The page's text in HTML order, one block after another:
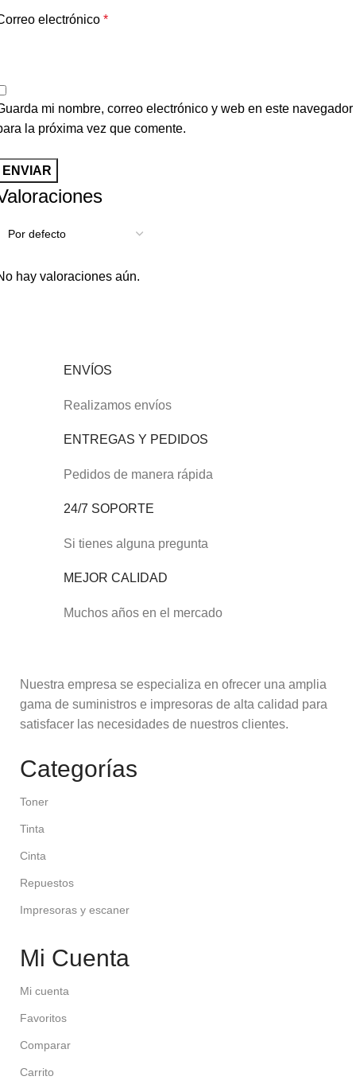
hay valoraciones aún.
electrónico *
mi nombre, correo electrónico y web en este navegador
la próxima vez que comente.
ENVÍOS
Realizamos envíos
ENTREGAS Y PEDIDOS
Pedidos de manera rápida
24/7 SOPORTE
Si tienes alguna pregunta
MEJOR CALIDAD
Muchos años en el mercado
Nuestra empresa se especializa en ofrecer una amplia
gama de suministros e impresoras de alta calidad para
satisfacer las necesidades de nuestros clientes.
Categorías
Toner
Tinta
Cinta
Repuestos
Impresoras y escaner
Mi Cuenta
Mi cuenta
Favoritos
Comparar
Carrito